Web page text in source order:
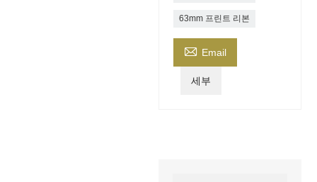
63mm 프린트 리본
 Email
세부